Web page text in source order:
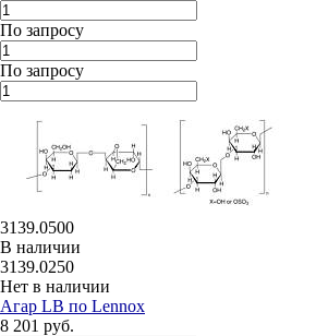
По запросу
По запросу
3139.0500
В наличии
3139.0250
Нет в наличии
Агар LB по Lennox
8 201 руб.